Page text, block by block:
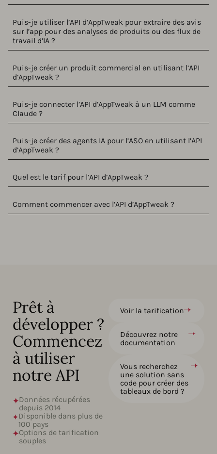
Puis-je utiliser l’API d’AppTweak pour extraire des avis
sur l’app pour des analyses de produits ou des flux de
travail d’IA ?
Puis-je créer un produit commercial en utilisant l’API
d’AppTweak ?
Puis-je connecter l’API d’AppTweak à un LLM comme
Claude ?
Puis-je créer des agents IA pour l’ASO en utilisant l’API
d’AppTweak ?
Quel est le tarif pour l’API d’AppTweak ?
Comment commencer avec l’API d’AppTweak ?
Voir la tarification
Découvrez notre
documentation
Vous recherchez
une solution sans
code pour créer des
tableaux de bord ?
Prêt à
développer ?
Commencez
à utiliser
notre API
Données récupérées
depuis 2014
Disponible dans plus de
100 pays
Options de tarification
souples